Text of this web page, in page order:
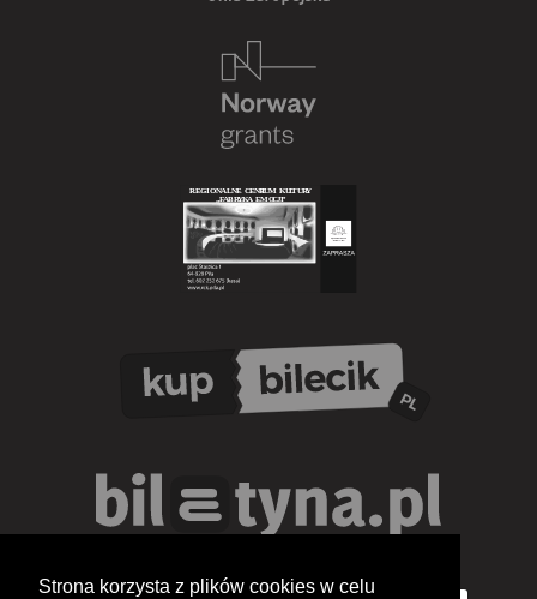
Strona korzysta z plików cookies w celu